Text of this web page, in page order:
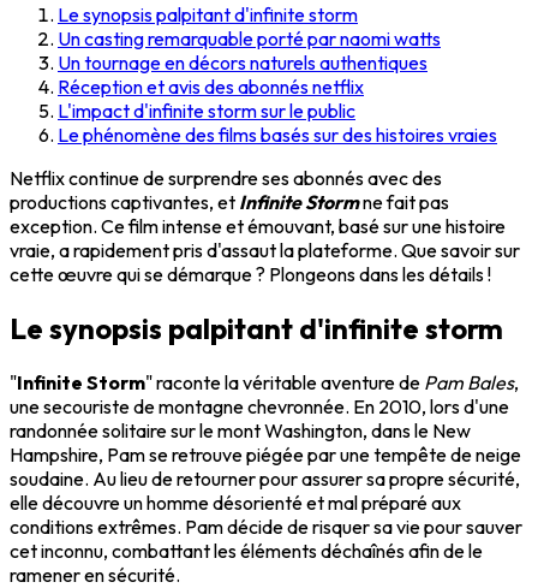
Le synopsis palpitant d'infinite storm
Un casting remarquable porté par naomi watts
Un tournage en décors naturels authentiques
Réception et avis des abonnés netflix
L'impact d'infinite storm sur le public
Le phénomène des films basés sur des histoires vraies
Netflix continue de surprendre ses abonnés avec des
productions captivantes, et Infinite Stormne fait pas
exception. Ce film intense et émouvant, basé sur une histoire
vraie, a rapidement pris d'assaut la plateforme. Que savoir sur
cette œuvre qui se démarque ? Plongeons dans les détails !
Le synopsis palpitant d'infinite storm
"Infinite Storm" raconte la véritable aventure de Pam Bales,
une secouriste de montagne chevronnée. En 2010, lors d'une
randonnée solitaire sur le mont Washington, dans le New
Hampshire, Pam se retrouve piégée par une tempête de neige
soudaine. Au lieu de retourner pour assurer sa propre sécurité,
elle découvre un homme désorienté et mal préparé aux
conditions extrêmes. Pam décide de risquer sa vie pour sauver
cet inconnu, combattant les éléments déchaînés afin de le
ramener en sécurité.